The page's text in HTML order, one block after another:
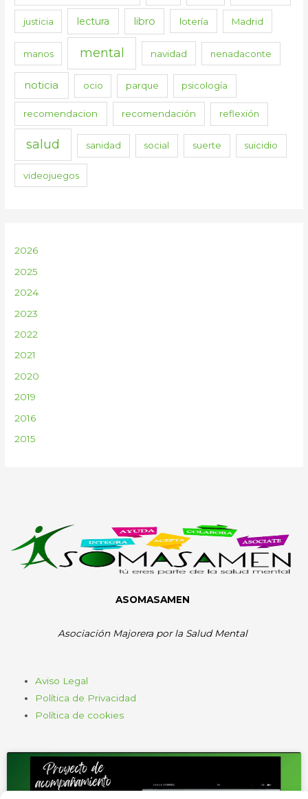
justicia lectura libro lotería Madrid
manos mental navidad nenadaconte
noticia ocio parque psicología
recomendacion recomendación reflexión
salud sanidad social suerte suicidio
videojuegos
2026
2025
2024
2023
2022
2021
2020
2019
2016
2015
ASOMASAMEN
Asociación Majorera por la Salud Mental
Aviso Legal
Política de Privacidad
Política de cookies